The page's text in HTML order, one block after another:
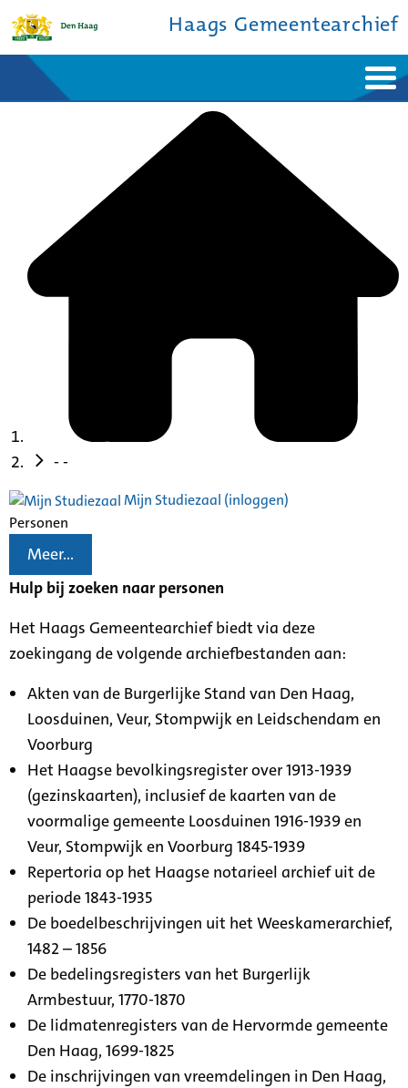
Haags Gemeentearchief
Bronnen en collecties
- -
Mijn Studiezaal (inloggen)
Personen
Meer...
Hulp bij zoeken naar personen
Het Haags Gemeentearchief biedt via deze
zoekingang de volgende archiefbestanden aan:
Akten van de Burgerlijke Stand van Den Haag,
Loosduinen, Veur, Stompwijk en Leidschendam en
Voorburg
Het Haagse bevolkingsregister over 1913-1939
(gezinskaarten), inclusief de kaarten van de
voormalige gemeente Loosduinen 1916-1939 en
Veur, Stompwijk en Voorburg 1845-1939
Repertoria op het Haagse notarieel archief uit de
periode 1843-1935
De boedelbeschrijvingen uit het Weeskamerarchief,
1482 – 1856
De bedelingsregisters van het Burgerlijk
Armbestuur, 1770-1870
De lidmatenregisters van de Hervormde gemeente
Den Haag, 1699-1825
De inschrijvingen van vreemdelingen in Den Haag,